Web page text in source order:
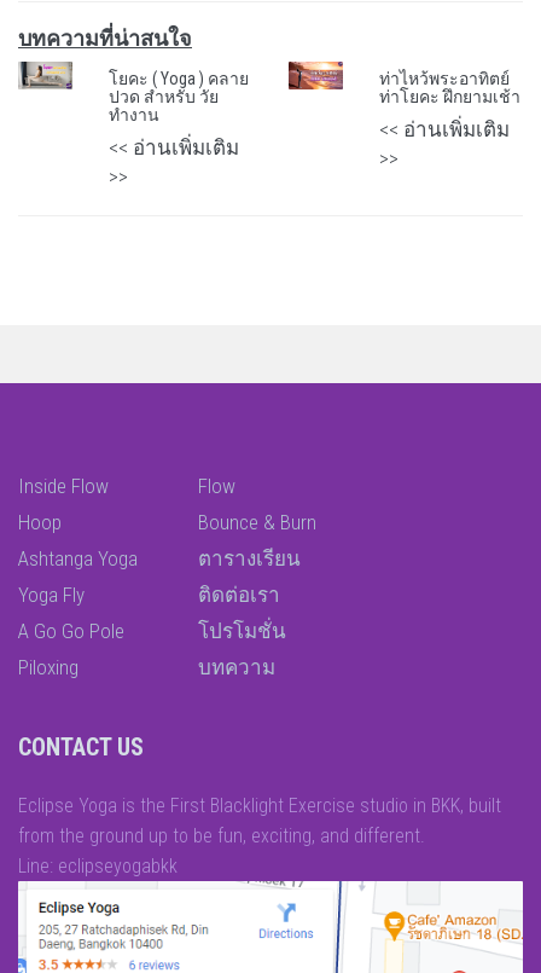
บทความที่น่าสนใจ
โยคะ ( Yoga ) คลาย
ปวด สำหรับ วัย
ทำงาน
<< อ่านเพิ่มเติม
>>
ท่าไหว้พระอาทิตย์
ท่าโยคะ ฝึกยามเช้า
<< อ่านเพิ่มเติม
>>
Inside Flow
Hoop
Ashtanga Yoga
Yoga Fly
A Go Go Pole
Piloxing
Flow
Bounce & Burn
ตารางเรียน
ติดต่อเรา
โปรโมชั่น
บทความ
CONTACT US
Eclipse Yoga is the First Blacklight Exercise studio in BKK, built
from the ground up to be fun, exciting, and different.
Line: eclipseyogabkk